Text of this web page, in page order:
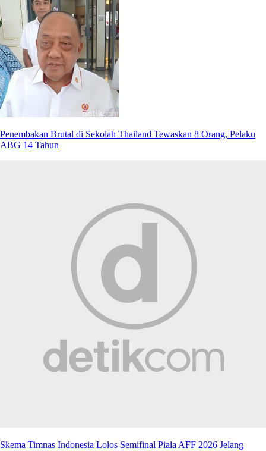
Penembakan Brutal di Sekolah Thailand Tewaskan 8 Orang, Pelaku
ABG 14 Tahun
Skema Timnas Indonesia Lolos Semifinal Piala AFF 2026 Jelang